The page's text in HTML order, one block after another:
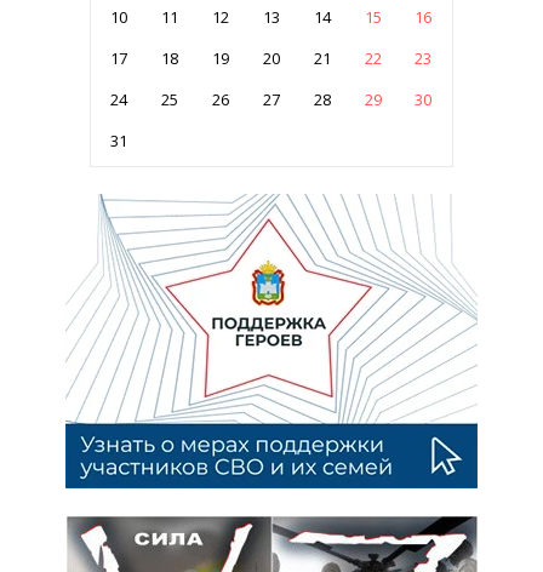
10
11 12 13 14 15
16
17
18 19 20 21 22
23
24
25 26 27 28 29
30
31